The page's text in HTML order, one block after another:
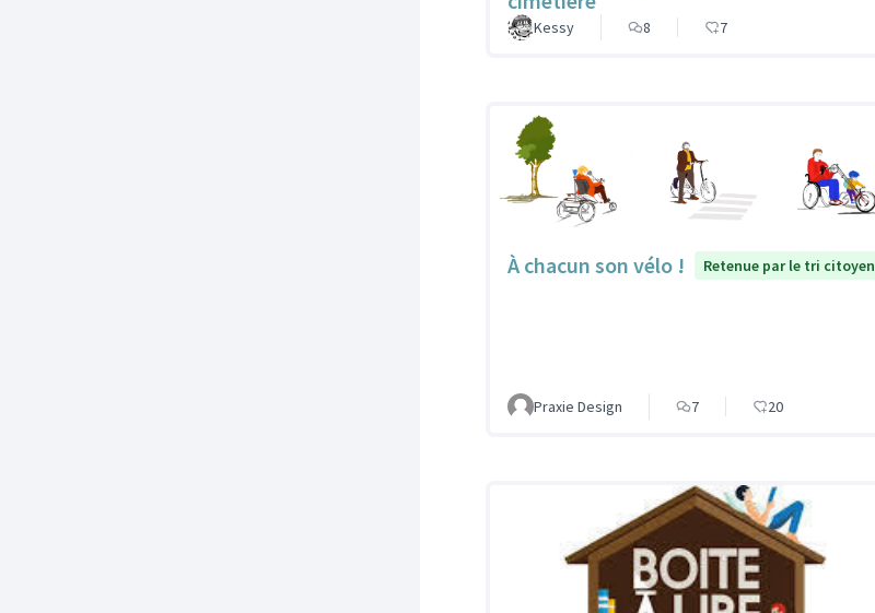
Kessy 8 7
À chacun son vélo ! Retenue par le tri citoyen
Praxie Design 7 20